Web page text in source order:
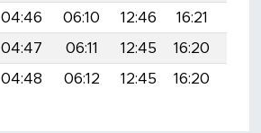
04:46 06:10 12:46 16:21
04:47 06:11 12:45 16:20
04:48 06:12 12:45 16:20